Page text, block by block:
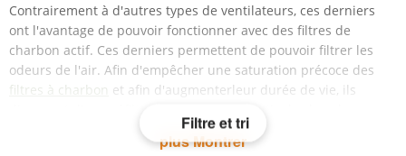
Filtre et tri
Contrairement à d'autres types de ventilateurs, ces derniers
ont l'avantage de pouvoir fonctionner avec des filtres de
charbon actif. Ces derniers permettent de pouvoir filtrer les
odeurs de l'air. Afin d'empêcher une saturation précoce des
filtres à charbon et afin d'augmenterleur durée de vie, ils
grosses et la poussière.
Une petite ventilation silencieuse au gros impact.
plus Montrer